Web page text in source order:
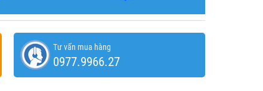
Tư vấn mua hàng
0977.9966.27